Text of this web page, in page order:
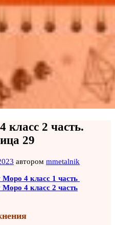
2 часть.
29
автором mmetalnik
4 класс 1 часть
4 класс 2 часть